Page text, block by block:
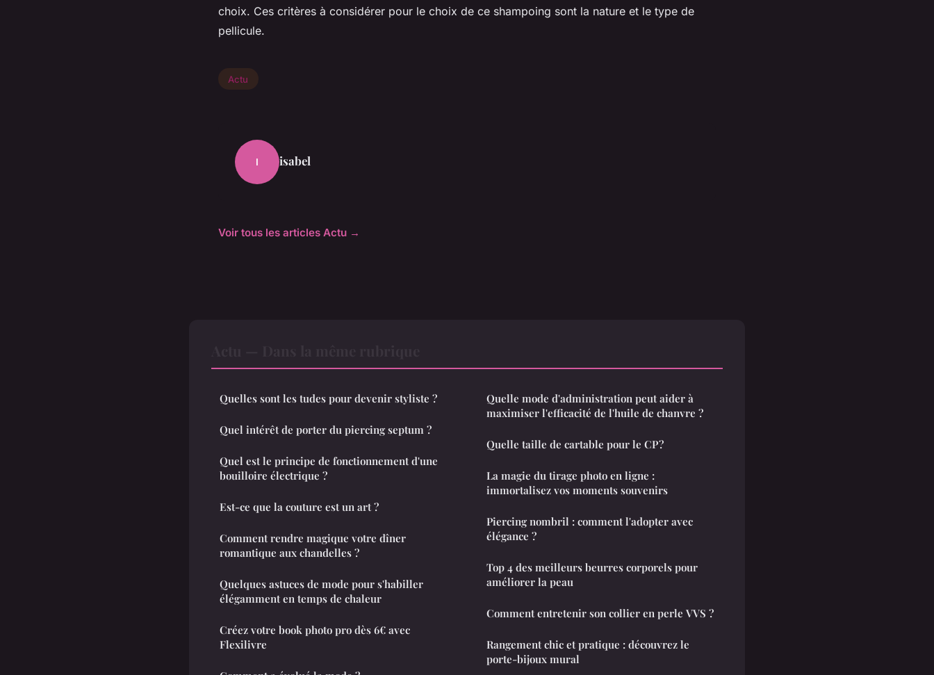
choix. Ces critères à considérer pour le choix de ce shampoing sont la nature et le type de
pellicule.
Actu
I isabel
Voir tous les articles Actu →
Quelles sont les tudes pour devenir styliste ?
Quel intérêt de porter du piercing septum ?
Quel est le principe de fonctionnement d'une
bouilloire électrique ?
Est-ce que la couture est un art ?
Comment rendre magique votre dîner
romantique aux chandelles ?
Quelques astuces de mode pour s'habiller
élégamment en temps de chaleur
Créez votre book photo pro dès 6€ avec
Flexilivre
Quelle mode d'administration peut aider à
maximiser l'efficacité de l'huile de chanvre ?
Quelle taille de cartable pour le CP ?
La magie du tirage photo en ligne :
immortalisez vos moments souvenirs
Piercing nombril : comment l'adopter avec
élégance ?
Top 4 des meilleurs beurres corporels pour
améliorer la peau
Comment entretenir son collier en perle VVS ?
Rangement chic et pratique : découvrez le
porte-bijoux mural